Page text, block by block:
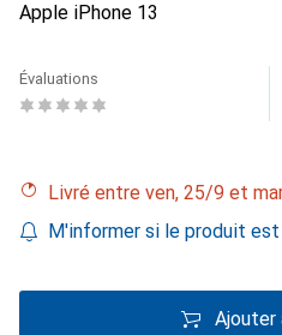
Apple iPhone 13
Évaluations
Livré entre ven, 25/9 et
M'informer si le produit
Ajouter